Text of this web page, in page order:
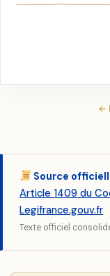
←
Source
Article 1409 du
Legifrance.gouv.fr
Texte officiel